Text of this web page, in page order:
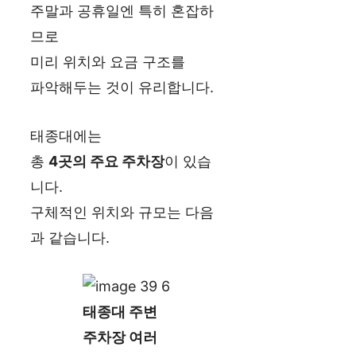
주말과 공휴일엔 특히 혼잡하
므로
미리 위치와 요금 구조를
파악해두는 것이 유리합니다.
태종대에는
총 4곳의 주요 주차장이 있습
니다.
구체적인 위치와 규모는 다음
과 같습니다.
태종대 주변
주차장 여러